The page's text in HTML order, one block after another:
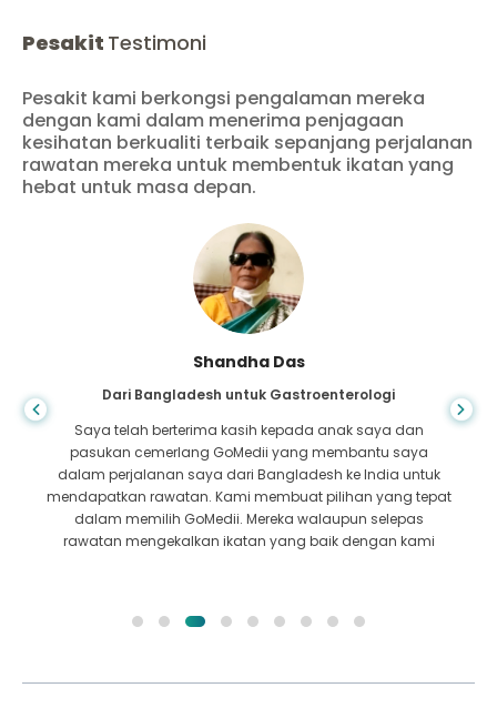
Pesakit Testimoni
Pesakit kami berkongsi pengalaman mereka
dengan kami dalam menerima penjagaan
kesihatan berkualiti terbaik sepanjang perjalanan
rawatan mereka untuk membentuk ikatan yang
hebat untuk masa depan.
Shandha Das
Dari Bangladesh untuk Gastroenterologi
Saya telah berterima kasih kepada anak saya dan
pasukan cemerlang GoMedii yang membantu saya
dalam perjalanan saya dari Bangladesh ke India untuk
mendapatkan rawatan. Kami membuat pilihan yang tepat
dalam memilih GoMedii. Mereka walaupun selepas
rawatan mengekalkan ikatan yang baik dengan kami